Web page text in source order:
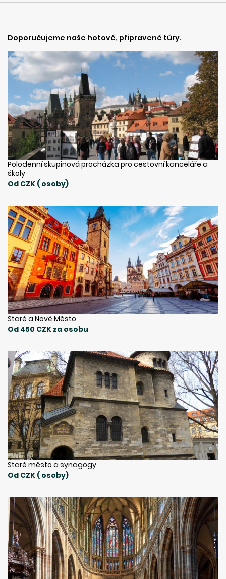
Doporučujeme naše hotové, připravené túry.
Polodenní skupinová procházka pro cestovní kanceláře a
školy
Od CZK ( osoby)
Staré a Nové Město
Od 450 CZK za osobu
Staré město a synagogy
Od CZK ( osoby)